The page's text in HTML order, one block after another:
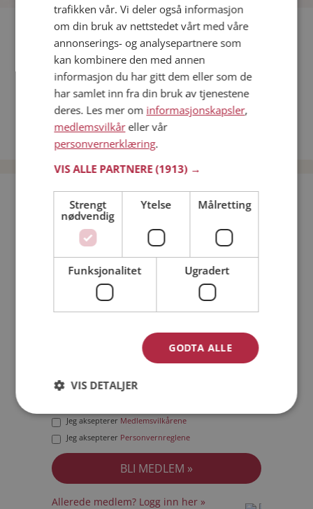
Fler single
Flere singlekvinner fra Strand:Inger Kristine
Bli medlem gratis!
Jeg er en: Mann Kvinne
Min alder:
Jeg aksepterer Medlemsvilkårene
Jeg aksepterer Personvernreglene
Allerede medlem? Logg inn her »
trafikken vår. Vi deler også informasjon
om din bruk av nettstedet vårt med våre
annonserings- og analysepartnere som
kan kombinere den med annen
informasjon du har gitt dem eller som de
har samlet inn fra din bruk av tjenestene
deres. Les mer om informasjonskapsler,
medlemsvilkåreller vår
personvernerklæring.
VIS ALLE PARTNERE(1913) →
Strengt
nødvendig
Ytelse Målretting
Funksjonalitet Ugradert
GODTA ALLE
VIS DETALJER